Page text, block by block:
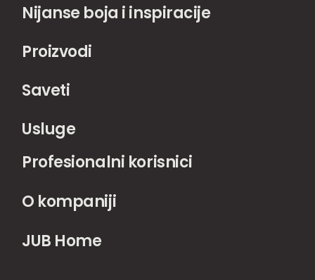
Nijanse boja i inspiracije
Proizvodi
Saveti
Usluge
Profesionalni korisnici
O kompaniji
JUB Home